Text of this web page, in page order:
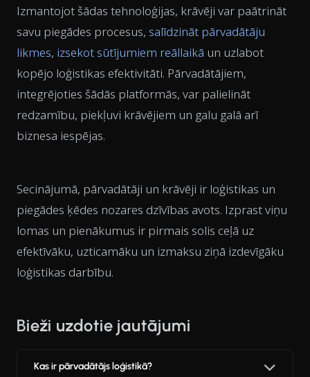
Izmantojot šādas tehnoloģijas, krāvēji var paātrināt
savu piegādes procesus, salīdzināt pārvadātāju
likmes, izsekot sūtījumiem reāllaikā un uzlabot
kopējo loģistikas efektivitāti. Pārvadātājiem,
integrējoties šādās platformās, var palielināt
redzamību, piekļuvi krāvējiem un galu galā arī
biznesa iespējas.
Secinājumā, pārvadātāji un krāvēji ir loģistikas un
piegādes ķēdes nozares dzīvības avots. Izprast viņu
lomas un pienākumus ir pirmais solis ceļā uz
efektīvāku, uzticamāku un izmaksu ziņā izdevīgāku
loģistikas darbību.
Bieži uzdotie jautājumi
Kas ir pārvadātājs loģistikā?